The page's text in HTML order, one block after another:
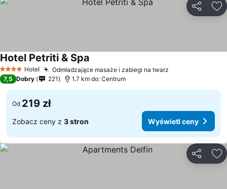
4 KategoriaHotel Odmładzające masaże i zabiegi na twarz
Hotel Petriti & Spa
7,5 Dobry 221 1.7 km do: Centrum
Od 219 zł
Zobacz ceny z 3 stron Wyświetl ceny